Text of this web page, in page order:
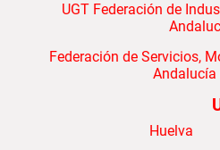
UGT Federación de
Federación de Servicios,
Andalucía
Huelva